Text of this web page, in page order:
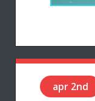
apr 2nd